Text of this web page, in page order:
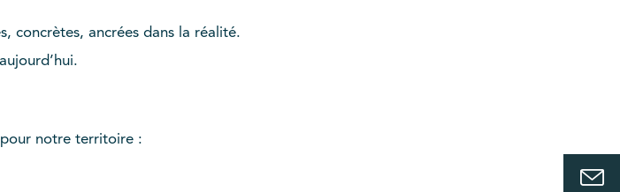
concrètes, ancrées dans la réalité.
pour notre territoire :